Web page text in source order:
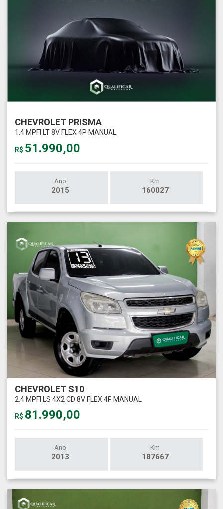
CHEVROLET PRISMA
1.4 MPFI LT 8V FLEX 4P MANUAL
R$ 51.990,00
Ano
2015
Km
160027
CHEVROLET S10
2.4 MPFI LS 4X2 CD 8V FLEX 4P MANUAL
R$ 81.990,00
Ano
2013
Km
187667